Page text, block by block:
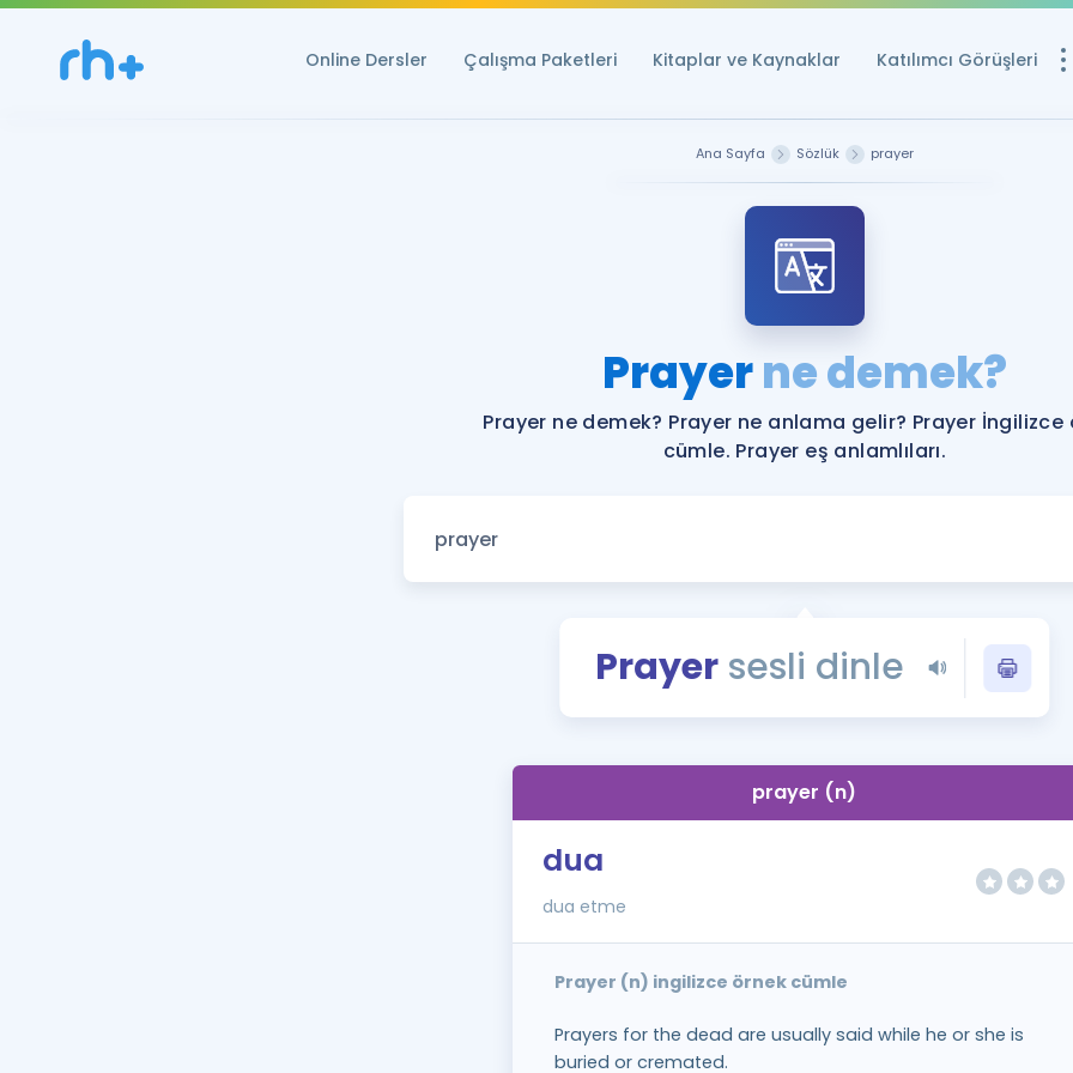
Online Dersler Çalışma Paketleri Kitaplar ve Kaynaklar Katılımcı Görüşleri
YDS ve YÖKDİL
Rehberlik Aracı
YDS ve YÖKDİL'e
Tüm ÖSYM
YDS - YÖKDİL
İngilizce Gramer
Ana Sayfa Sözlük prayer
Prayerne demek?
Prayer ne demek? Prayer ne anlama gelir? Prayer İngilizce
cümle. Prayer eş anlamlıları.
Prayer sesli dinle
prayer (n)
dua
dua etme
Prayer (n) ingilizce örnek cümle
Prayers for the dead are usually said while he or she is
buried or cremated.